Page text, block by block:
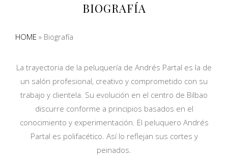
BIOGRAFÍA
HOME » Biografía
La trayectoria de la peluquería de Andrés Partal es la de
un salón profesional, creativo y comprometido con su
trabajo y clientela. Su evolución en el centro de Bilbao
discurre conforme a principios basados en el
conocimiento y experimentación. El peluquero Andrés
Partal es polifacético. Así lo reflejan sus cortes y
peinados.